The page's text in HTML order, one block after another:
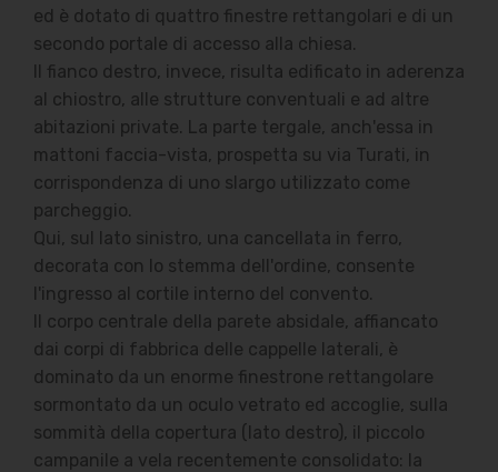
ed è dotato di quattro finestre rettangolari e di un
secondo portale di accesso alla chiesa.
Il fianco destro, invece, risulta edificato in aderenza
al chiostro, alle strutture conventuali e ad altre
abitazioni private. La parte tergale, anch'essa in
mattoni faccia-vista, prospetta su via Turati, in
corrispondenza di uno slargo utilizzato come
parcheggio.
Qui, sul lato sinistro, una cancellata in ferro,
decorata con lo stemma dell'ordine, consente
l'ingresso al cortile interno del convento.
Il corpo centrale della parete absidale, affiancato
dai corpi di fabbrica delle cappelle laterali, è
dominato da un enorme finestrone rettangolare
sormontato da un oculo vetrato ed accoglie, sulla
sommità della copertura (lato destro), il piccolo
campanile a vela recentemente consolidato: la